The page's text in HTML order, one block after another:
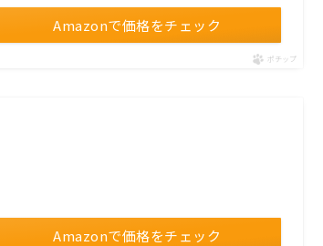
Amazonで価格をチェック
ポチップ
Amazonで価格をチェック